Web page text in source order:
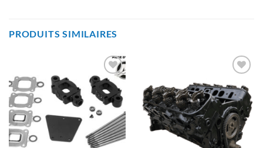
PRODUITS SIMILAIRES
AJOUTER
À LA
LISTE
D’ENVIES
AJOUTER
À LA
LISTE
D’ENVIES